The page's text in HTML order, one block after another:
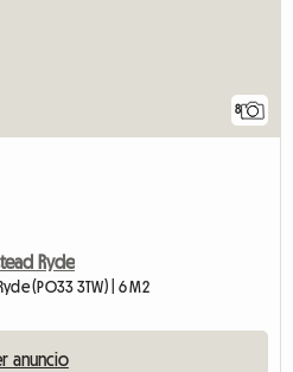
8
Ryde
(PO33 3TW) | 6 M2
anuncio